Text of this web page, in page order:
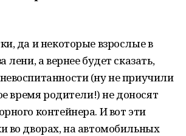
да и некоторые взрослые в
лени, а вернее будет сказать,
(ну не приучили
время родители!) не доносят
контейнера. И вот эти
во дворах, на автомобильных